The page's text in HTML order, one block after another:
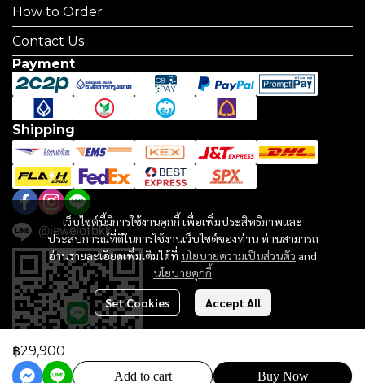
฿29,900
Add to cart Buy Now
เว็บไซต์นี้มีการใช้งานคุกกี้ เพื่อเพิ่มประสิทธิภาพและ
ประสบการณ์ที่ดีในการใช้งานเว็บไซต์ของท่าน ท่านสามารถ
อ่านรายละเอียดเพิ่มเติมได้ที่ นโยบายความเป็นส่วนตัว and
นโยบายคุกกี้
Set Cookies Accept All
How to Order
Contact Us
Payment
Shipping
@jewelofbkk